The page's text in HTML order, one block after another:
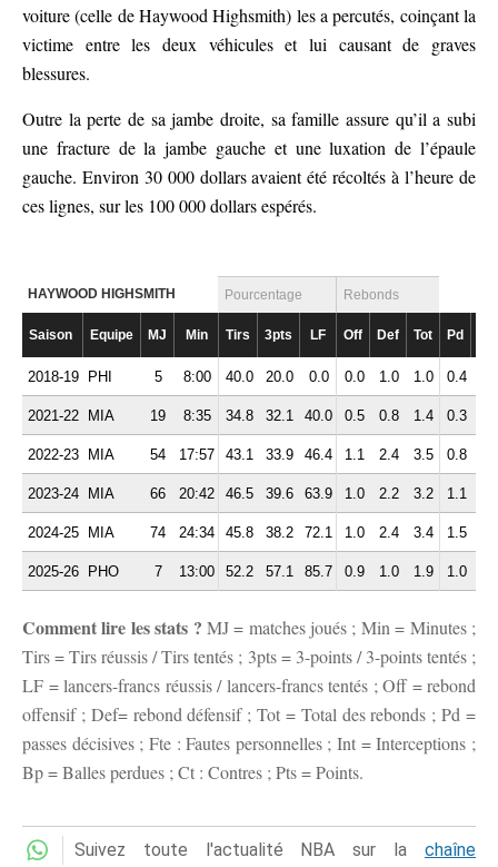
voiture (celle de Haywood Highsmith) les a percutés, coinçant la
victime entre les deux véhicules et lui causant de graves
blessures.
Outre la perte de sa jambe droite, sa famille assure qu’il a subi
une fracture de la jambe gauche et une luxation de l’épaule
gauche. Environ 30 000 dollars avaient été récoltés à l’heure de
ces lignes, sur les 100 000 dollars espérés.
HAYWOOD HIGHSMITH Pourcentage Rebonds
Saison Equipe MJ Min Tirs 3pts LF Off Def Tot Pd
2018-19 PHI 5 8:00 40.0 20.0 0.0 0.0 1.0 1.0 0.4
2021-22 MIA 19 8:35 34.8 32.1 40.0 0.5 0.8 1.4 0.3
2022-23 MIA 54 17:57 43.1 33.9 46.4 1.1 2.4 3.5 0.8
2023-24 MIA 66 20:42 46.5 39.6 63.9 1.0 2.2 3.2 1.1
2024-25 MIA 74 24:34 45.8 38.2 72.1 1.0 2.4 3.4 1.5
2025-26 PHO 7 13:00 52.2 57.1 85.7 0.9 1.0 1.9 1.0
Comment lire les stats ? MJ = matches joués ; Min = Minutes ;
Tirs = Tirs réussis / Tirs tentés ; 3pts = 3-points / 3-points tentés ;
LF = lancers-francs réussis / lancers-francs tentés ; Off = rebond
offensif ; Def= rebond défensif ; Tot = Total des rebonds ; Pd =
passes décisives ; Fte : Fautes personnelles ; Int = Interceptions ;
Bp = Balles perdues ; Ct : Contres ; Pts = Points.
Suivez toute l'actualité NBA sur la chaîne